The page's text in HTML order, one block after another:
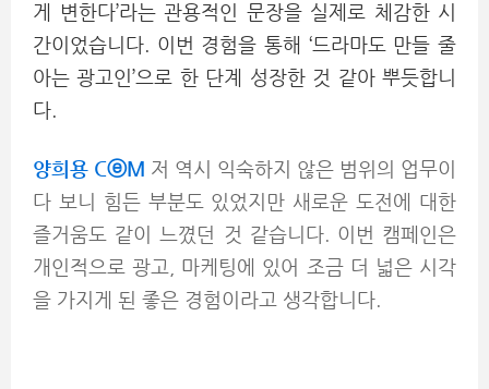
게 변한다’라는 관용적인 문장을 실제로 체감한 시
간이었습니다. 이번 경험을 통해 ‘드라마도 만들 줄
아는 광고인’으로 한 단계 성장한 것 같아 뿌듯합니
다.
양희용 CⓔM 저 역시 익숙하지 않은 범위의 업무이
다 보니 힘든 부분도 있었지만 새로운 도전에 대한
즐거움도 같이 느꼈던 것 같습니다. 이번 캠페인은
개인적으로 광고, 마케팅에 있어 조금 더 넓은 시각
을 가지게 된 좋은 경험이라고 생각합니다.